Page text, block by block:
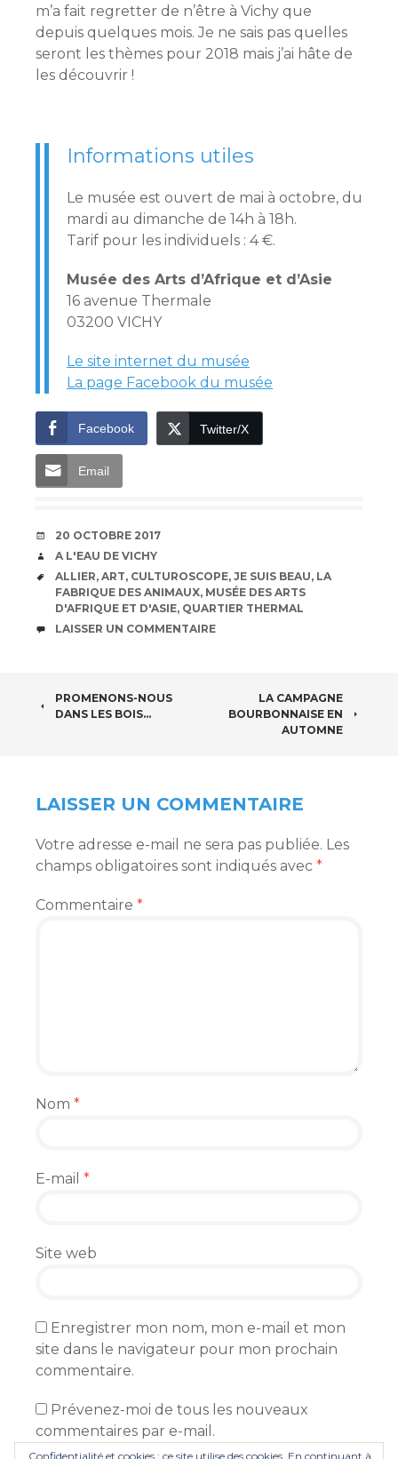
m’a fait regretter de n’être à Vichy que
depuis quelques mois. Je ne sais pas quelles
seront les thèmes pour 2018 mais j’ai hâte de
les découvrir !
Informations utiles
Le musée est ouvert de mai à octobre, du
mardi au dimanche de 14h à 18h.
Tarif pour les individuels : 4 €.
Musée des Arts d’Afrique et d’Asie
16 avenue Thermale
03200 VICHY
Le site internet du musée
La page Facebook du musée
Facebook Twitter/X
Email
DATE
20 OCTOBRE 2017
AUTEUR
A L'EAU DE VICHY
ÉTIQUETTES
ALLIER, ART, CULTUROSCOPE, JE SUIS BEAU, LA
FABRIQUE DES ANIMAUX, MUSÉE DES ARTS
D'AFRIQUE ET D'ASIE, QUARTIER THERMAL
COMMENTAIRES
LAISSER UN COMMENTAIRE
NAVIGATION
PROMENONS-NOUS
DANS LES BOIS…
LA CAMPAGNE
BOURBONNAISE EN
AUTOMNE
LAISSER UN COMMENTAIRE
Votre adresse e-mail ne sera pas publiée. Les
champs obligatoires sont indiqués avec *
Commentaire *
Nom *
E-mail *
Site web
Enregistrer mon nom, mon e-mail et mon
site dans le navigateur pour mon prochain
commentaire.
Prévenez-moi de tous les nouveaux
commentaires par e-mail.
Confidentialité et cookies : ce site utilise des cookies. En continuant à